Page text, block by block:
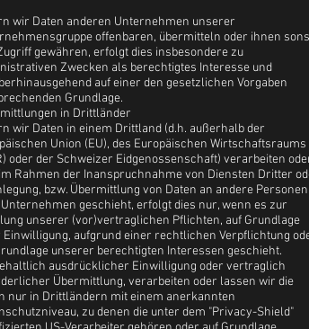
wir Daten anderen Unternehmen unserer
offenbaren, übermitteln oder ihnen
gewähren, erfolgt dies insbesondere zu
Zwecken als berechtigtes Interesse und
auf einer den gesetzlichen Vorgaben
Grundlage.
in Drittländer
wir Daten in einem Drittland (d.h. außerhalb der
Union (EU), des Europäischen Wirtschaftsraums
oder der Schweizer Eidgenossenschaft) verarbeiten
Rahmen der Inanspruchnahme von Diensten Dritter
bzw. Übermittlung von Daten an andere Personen
geschieht, erfolgt dies nur, wenn es zur
unserer (vor)vertraglichen Pflichten, auf Grundlage
Einwilligung, aufgrund einer rechtlichen Verpflichtung
unserer berechtigten Interessen geschieht.
ausdrücklicher Einwilligung oder vertraglich
Übermittlung, verarbeiten oder lassen wir die
nur in Drittländern mit einem anerkannten
zu denen die unter dem "Privacy-Shield"